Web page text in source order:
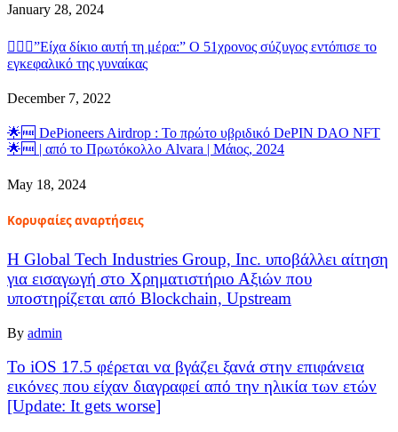
January 28, 2024
👨‍❤️‍👩”Είχα δίκιο αυτή τη μέρα:” Ο 51χρονος σύζυγος εντόπισε το
εγκεφαλικό της γυναίκας
December 7, 2022
🌟🆓 DePioneers Airdrop : Το πρώτο υβριδικό DePIN DAO NFT
🌟🆓 | από το Πρωτόκολλο Alvara | Μάιος, 2024
May 18, 2024
Κορυφαίες αναρτήσεις
Η Global Tech Industries Group, Inc. υποβάλλει αίτηση
για εισαγωγή στο Χρηματιστήριο Αξιών που
υποστηρίζεται από Blockchain, Upstream
By admin
Το iOS 17.5 φέρεται να βγάζει ξανά στην επιφάνεια
εικόνες που είχαν διαγραφεί από την ηλικία των ετών
[Update: It gets worse]